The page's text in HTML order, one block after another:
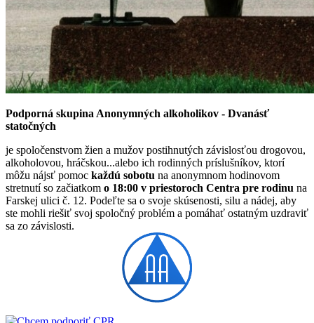
Podporná skupina Anonymných alkoholikov - Dvanásť
statočných
je spoločenstvom žien a mužov postihnutých závislosťou drogovou,
alkoholovou, hráčskou...alebo ich rodinných príslušníkov, ktorí
môžu nájsť pomoc každú sobotu na anonymnom hodinovom
stretnutí so začiatkom o 18:00 v priestoroch Centra pre rodinu na
Farskej ulici č. 12. Podeľte sa o svoje skúsenosti, silu a nádej, aby
ste mohli riešiť svoj spoločný problém a pomáhať ostatným uzdraviť
sa zo závislosti.